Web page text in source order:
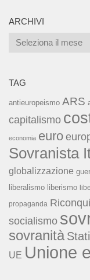
ARCHIVI
Archivi
TAG
antieuropeismo ARS
capitalismo
economia euro
Sovranista
globalizzazione
liberalismo liberismo
propaganda
socialismo
sovranità
UE Unione